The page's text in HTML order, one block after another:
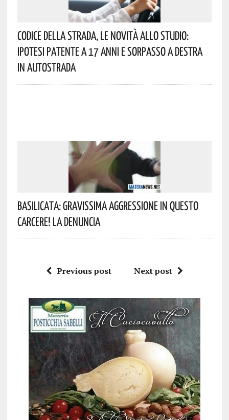
Codice Della Strada, Le Novità Allo Studio:
Ipotesi Patente A 17 Anni E Sorpasso A Destra
In Autostrada
Basilicata: Gravissima Aggressione In Questo
Carcere! La Denuncia
Previous post Next post